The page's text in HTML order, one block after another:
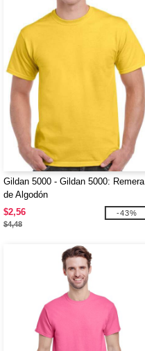
Gildan 5000 - Gildan 5000: Remera
de Algodón
$2,56
$4,48
-43%